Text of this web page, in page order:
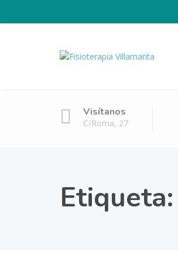
Visítanos
C/Roma, 27
Etiqueta: